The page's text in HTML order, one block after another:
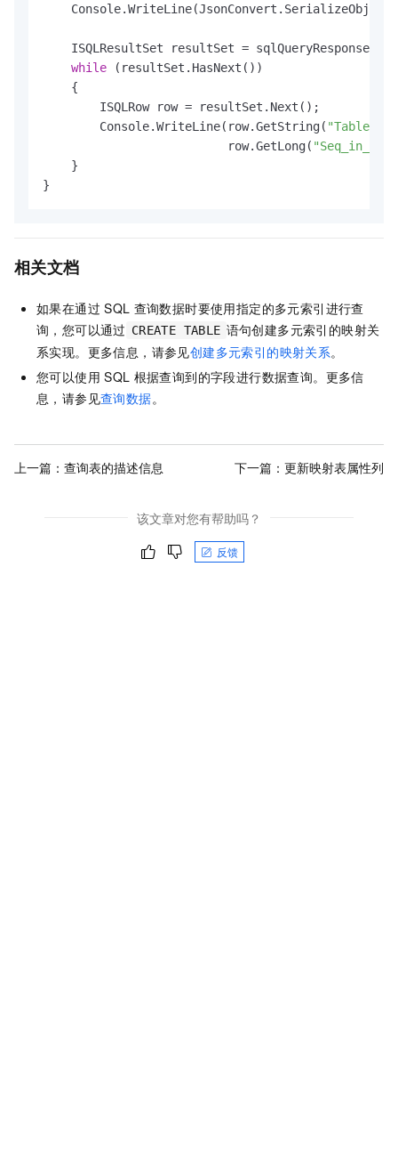
ISQLResultSet resultSet =
while (resultSet.HasNext())
    {
        ISQLRow row = resultSet.Next();
        Console.WriteLine(row.GetString(
"Table"
                          row.GetLong(
    }
}
相关文档
如果在通过 SQL 查询数据时要使用指定的多元索引进行查
询，您可以通过 CREATE TABLE 语句创建多元索引的映射关
系实现。更多信息，请参见创建多元索引的映射关系。
您可以使用 SQL 根据查询到的字段进行数据查询。更多信
息，请参见查询数据。
上一篇： 查询表的描述信息 下一篇： 更新映射表属性列
该文章对您有帮助吗？
反馈